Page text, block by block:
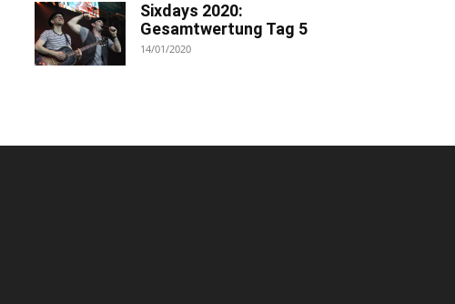
Sixdays 2020:
Gesamtwertung Tag 5
14/01/2020